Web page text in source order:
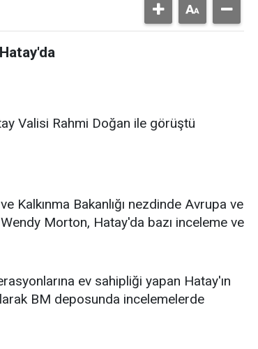
Valisi Rahmi Doğan ile görüştü
Kalkınma Bakanlığı nezdinde Avrupa ve
Morton, Hatay'da bazı inceleme ve
ev sahipliği yapan Hatay'ın
BM deposunda incelemelerde